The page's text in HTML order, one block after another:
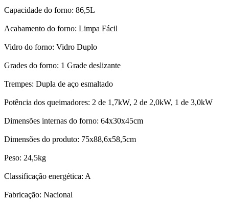
Capacidade do forno: 86,5L
Acabamento do forno: Limpa Fácil
Vidro do forno: Vidro Duplo
Grades do forno: 1 Grade deslizante
Trempes: Dupla de aço esmaltado
Potência dos queimadores: 2 de 1,7kW, 2 de 2,0kW, 1 de 3,0kW
Dimensões internas do forno: 64x30x45cm
Dimensões do produto: 75x88,6x58,5cm
Peso: 24,5kg
Classificação energética: A
Fabricação: Nacional